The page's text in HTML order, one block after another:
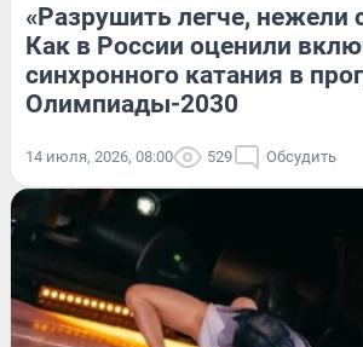
«Разрушить легче, нежели
Как в России оценили
синхронного катания в
Олимпиады-2030
14 июля, 2026, 08:00 529 Обсудить